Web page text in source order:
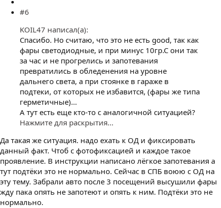
#6
KOIL47 написал(а):
Спасибо. Но считаю, что это не есть good, так как
фары светодиодные, и при минус 10гр.С они так
за час и не прогрелись и запотевания
превратились в обледенения на уровне
дальнего света, а при стоянке в гараже в
подтеки, от которых не избавится, (фары же типа
герметичные)...
А тут есть еще кто-то с аналогичной ситуацией?
Нажмите для раскрытия...
Да такая же ситуация. надо ехать к ОД и фиксировать
данный факт. Чтоб с фотофиксацией и каждое такое
проявление. В инструкции написано лёгкое запотевания а
тут подтёки это не нормально. Сейчас в СПБ воюю с ОД на
эту тему. Забрали авто после 3 посещений высушили фары
жду пака опять не запотеют и опять к ним. Подтёки это не
нормально.